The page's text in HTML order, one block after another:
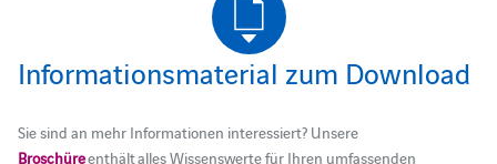
Informationsmaterial zum Download
Sie sind an mehr Informationen interessiert? Unsere
BroschüreenthältallesWissenswerte für Ihren umfassenden